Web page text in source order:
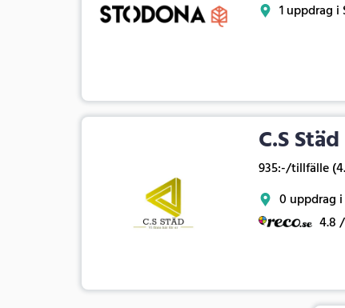
1 uppdrag i
C.S
935:-/tillfälle
0 uppdrag
4.8